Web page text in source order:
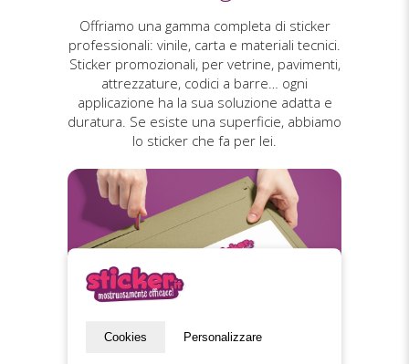
Offriamo una gamma completa di sticker
professionali: vinile, carta e materiali tecnici.
Sticker promozionali, per vetrine, pavimenti,
attrezzature, codici a barre… ogni
applicazione ha la sua soluzione adatta e
duratura. Se esiste una superficie, abbiamo
lo sticker che fa per lei.
Cookies Personalizzare